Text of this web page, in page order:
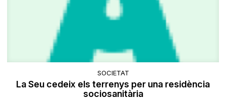
SOCIETAT
La Seu cedeix els terrenys per una residència
sociosanitària